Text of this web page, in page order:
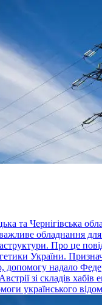
та Чернігівська
обладнання
Про це
України.
допомогу надало
зі складів хабів
українського